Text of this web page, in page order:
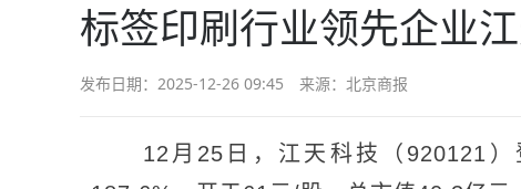
标签印刷行业领先企业
发布日期：2025-12-26 09:45 来源：北京商报
12月25日，江天科技（920121）